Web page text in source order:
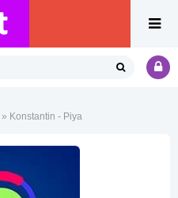
» Konstantin - Piya